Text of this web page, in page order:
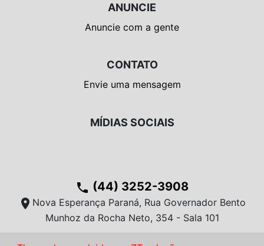
ANUNCIE
Anuncie com a gente
CONTATO
Envie uma mensagem
MÍDIAS SOCIAIS
phone (44) 3252-3908
location_on Nova Esperança Paraná, Rua Governador Bento
Munhoz da Rocha Neto, 354 - Sala 101